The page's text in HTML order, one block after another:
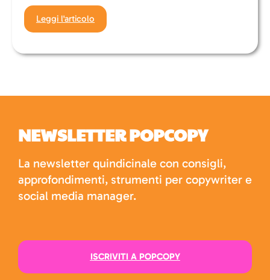
Leggi l'articolo
NEWSLETTER POPCOPY
La newsletter quindicinale con consigli,
approfondimenti, strumenti per copywriter e
social media manager.
ISCRIVITI A POPCOPY